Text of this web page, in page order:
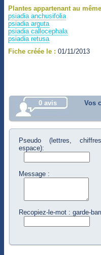
Plantes appartenant au
psiadia anchusifolia
psiadia arguta
psiadia callocephala
psiadia retusa
Fiche créée le : 01/11/2013
0 avis Vos
Pseudo (lettres,
espace):
Message :
Recopiez-le-mot : garde-